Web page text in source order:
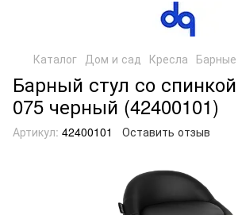
Каталог Дом и сад Кресла
Барный стул со
075 черный (42400101)
Артикул: 42400101 Оставить отзыв